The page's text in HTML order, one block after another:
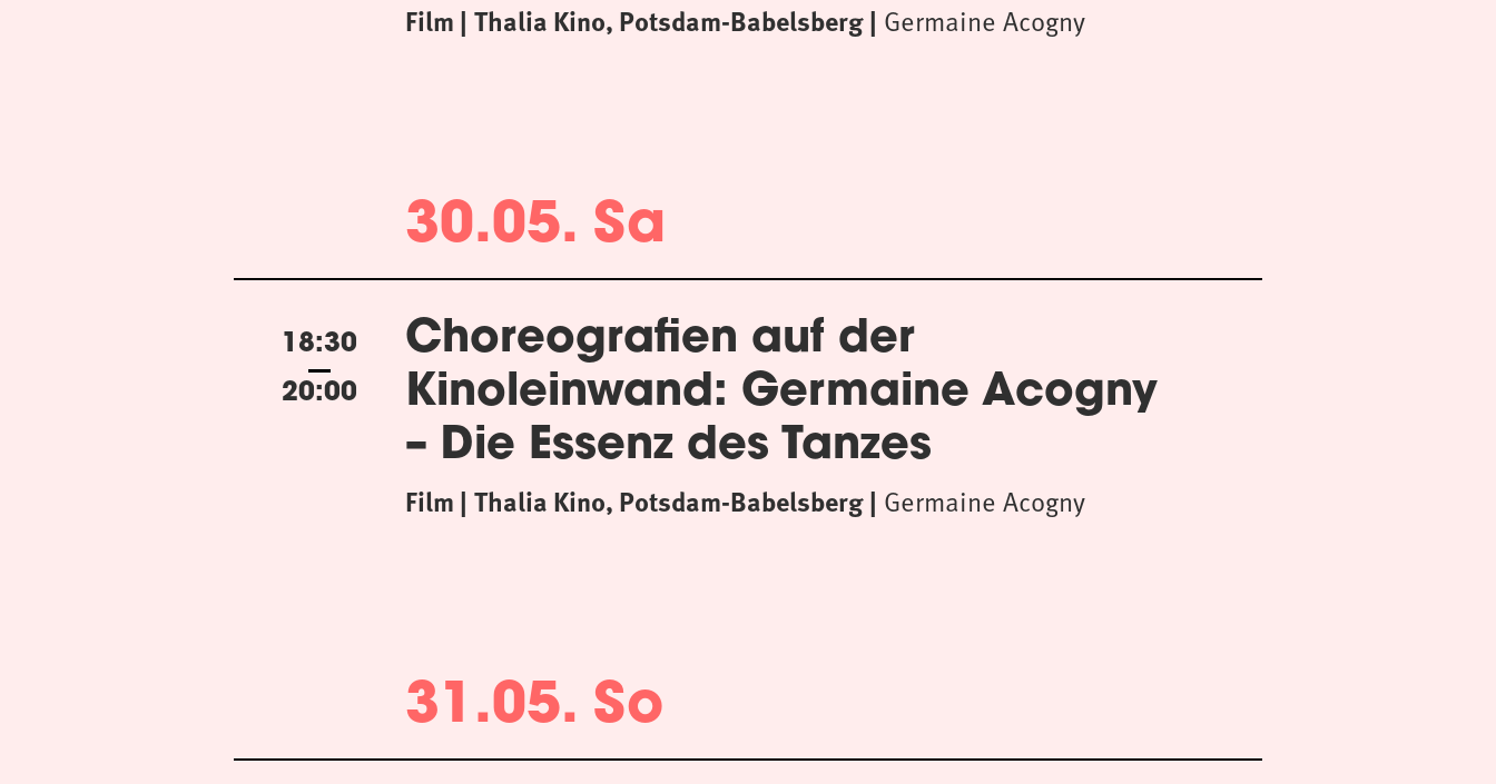
Film Thalia Kino, Potsdam-Babelsberg Germaine Acogny
30.05. Sa
18:30
20:00
Choreografien auf der
Kinoleinwand: Germaine Acogny
– Die Essenz des Tanzes
Film Thalia Kino, Potsdam-Babelsberg Germaine Acogny
31.05. So